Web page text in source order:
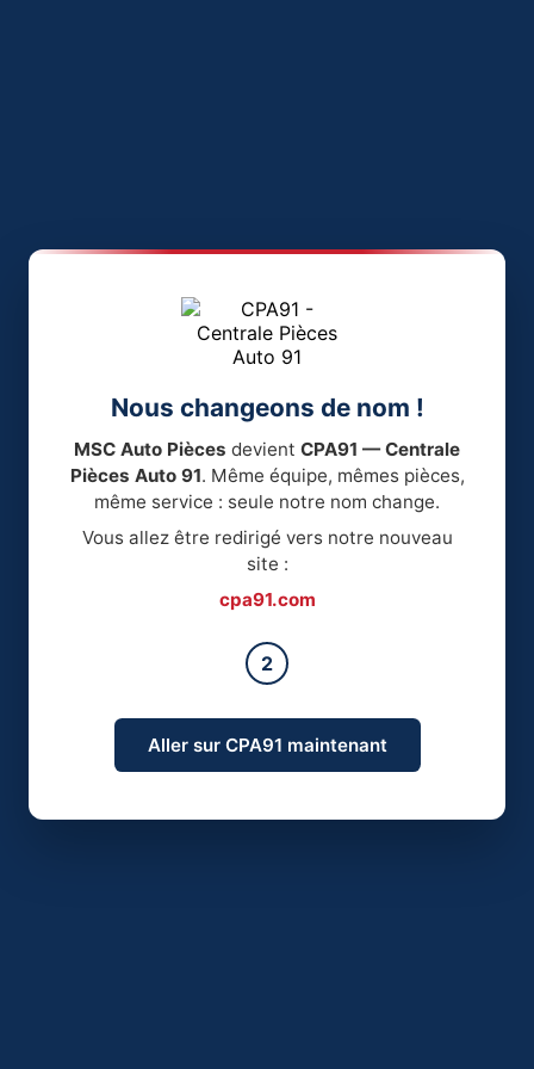
Nous changeons de nom !
MSC Auto Pièces devient CPA91 — Centrale
Pièces Auto 91. Même équipe, mêmes pièces,
même service : seule notre nom change.
Vous allez être redirigé vers notre nouveau
site :
cpa91.com
2
Aller sur CPA91 maintenant